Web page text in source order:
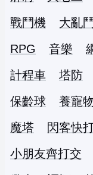
戰鬥機
大亂鬥
RPG
音樂
計程車
塔防
保齡球
養寵
魔塔
閃客快
小朋友齊打交